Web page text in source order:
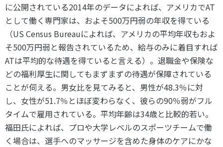
に公開されている2014年のデータによれば、アメリカでAT
として働く専門家は、およそ500万円弱の年収を得ている
（US Census Bureauによれば、アメリカの平均年収もおよ
そ500万円弱と報告されているため、給与のみに着目すれば
ATは平均的な待遇を得ていると言える）。退職金や保険な
どの福利厚生に関してもまずまずの待遇が保障されている
ことが伺える。男女比を見てみると、男性が48.3％に対
し、女性が51.7％とほぼ変わらなく、彼らの90％弱がフル
タイムで雇用されている。平均年齢は34歳と比較的若い。
福田氏によれば、プロや大学レベルのスポーツチームで働
く場合は、選手へのマッサージを含めた身体のケアにかな